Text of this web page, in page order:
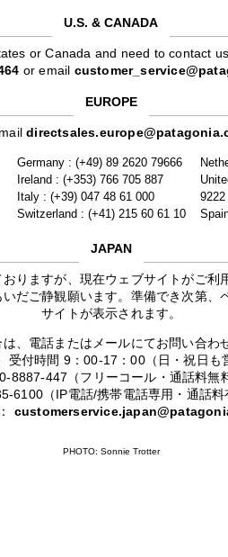
U.S. & CANADA
or Canada and need to contact
or email
EUROPE
Germany : (+49) 89 2620 79666
Ireland : (+353) 766 705 887
Italy : (+39) 047 48 61 000
Switzerland : (+41) 215 60 61 10
9222
JAPAN
りますが、現在ウェブサイトがご利
だご静観願います。準備でき次第、
サイトが表示されます。
、電話またはメールにてお問い合わ
受付時間 9：00-17：00（日・祝日も
8887-447（フリーコール・通話料無
6100（IP電話/携帯電話専用・通話料
PHOTO: Sonnie Trotter